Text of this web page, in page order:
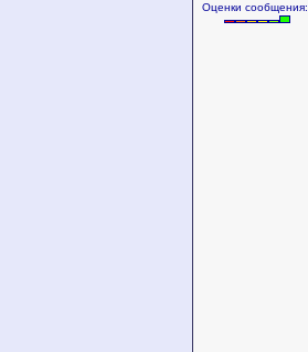
Оценки сообщения: